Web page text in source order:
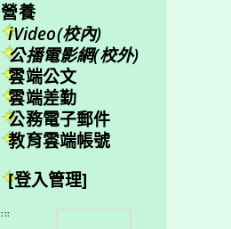
營養
iVideo(校內)
公播電影網(校外)
雲端公文
雲端差勤
公務電子郵件
教育雲端帳號
[登入管理]
:::
搜